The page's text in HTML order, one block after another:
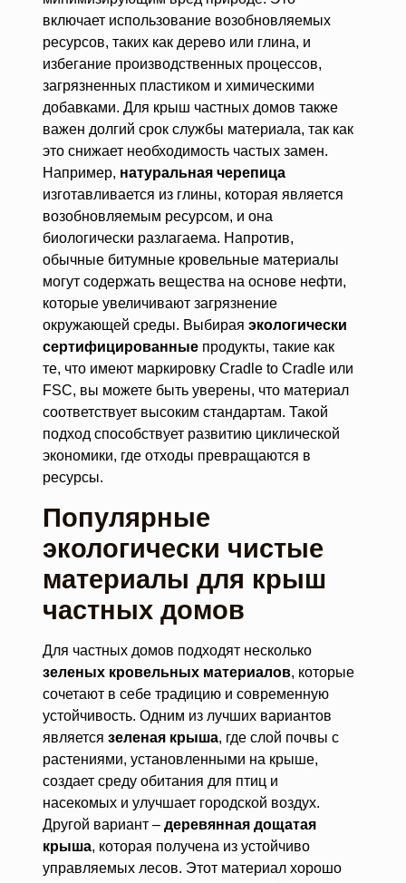
включает использование возобновляемых
ресурсов, таких как дерево или глина, и
избегание производственных процессов,
загрязненных пластиком и химическими
добавками. Для крыш частных домов также
важен долгий срок службы материала, так как
это снижает необходимость частых замен.
Например, натуральная черепица
изготавливается из глины, которая является
возобновляемым ресурсом, и она
биологически разлагаема. Напротив,
обычные битумные кровельные материалы
могут содержать вещества на основе нефти,
которые увеличивают загрязнение
окружающей среды. Выбирая экологически
сертифицированныепродукты, такие как
те, что имеют маркировку Cradle to Cradle или
FSC, вы можете быть уверены, что материал
соответствует высоким стандартам. Такой
подход способствует развитию циклической
экономики, где отходы превращаются в
ресурсы.
Популярные
экологически чистые
материалы для крыш
частных домов
Для частных домов подходят несколько
зеленых кровельных материалов, которые
сочетают в себе традицию и современную
устойчивость. Одним из лучших вариантов
является зеленая крыша, где слой почвы с
растениями, установленными на крыше,
создает среду обитания для птиц и
насекомых и улучшает городской воздух.
Другой вариант – деревянная дощатая
крыша, которая получена из устойчиво
управляемых лесов. Этот материал хорошо